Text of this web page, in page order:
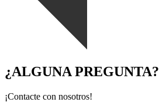
¿ALGUNA PREGUNTA?
¡Contacte con nosotros!